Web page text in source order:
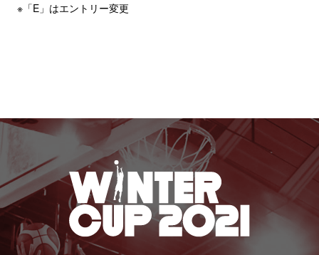
※「E」はエントリー変更